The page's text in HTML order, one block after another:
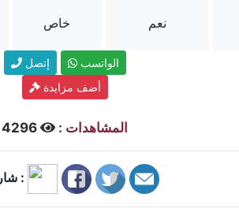
خاص
نعم
إتصل
الواتسب
أضف مزايدة
المشاهدات :
شارك :